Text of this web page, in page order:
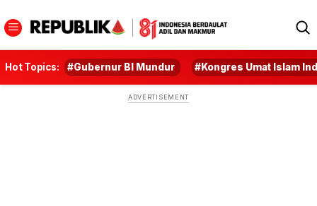
Hot Topics: #Gubernur BI Mundur #Kongres Umat Islam